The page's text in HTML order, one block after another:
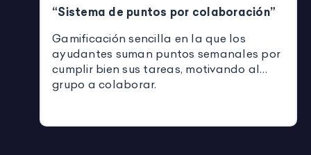
“Sistema de puntos por colaboración”
Gamificación sencilla en la que los
ayudantes suman puntos semanales por
cumplir bien sus tareas, motivando al
grupo a colaborar.